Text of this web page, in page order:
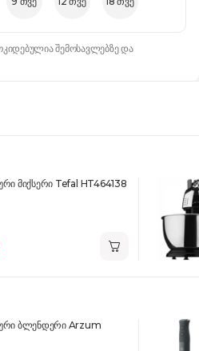
შემოსავლებზე და
მიქსერი Tefal HT464138
ბლენდერი Arzum